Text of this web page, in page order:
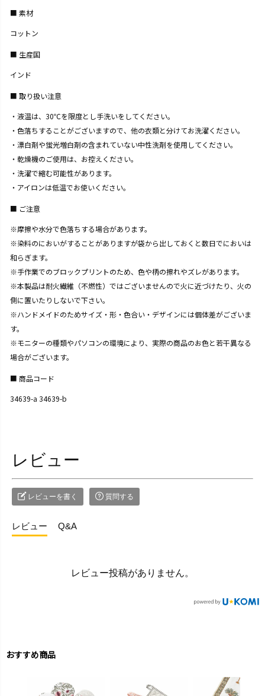
素材
コットン
生産国
インド
取り扱い注意
・液温は、30℃を限度とし手洗いをしてください。
・色落ちすることがございますので、他の衣類と分けてお洗濯ください。
・漂白剤や蛍光増白剤の含まれていない中性洗剤を使用してください。
・乾燥機のご使用は、お控えください。
・洗濯で縮む可能性があります。
・アイロンは低温でお使いください。
ご注意
※摩擦や水分で色落ちする場合があります。
※染料のにおいがすることがありますが袋から出しておくと数日でにおいは
和らぎます。
※手作業でのブロックプリントのため、色や柄の擦れやズレがあります。
※本製品は耐火繊維（不燃性）ではございませんので火に近づけたり、火の
側に置いたりしないで下さい。
※ハンドメイドのためサイズ・形・色合い・デザインには個体差がございま
す。
※モニターの種類やパソコンの環境により、実際の商品のお色と若干異なる
場合がございます。
商品コード
34639-a 34639-b
レビュー
レビューを書く 質問する
レビュー Q&A
レビュー投稿がありません。
おすすめ商品